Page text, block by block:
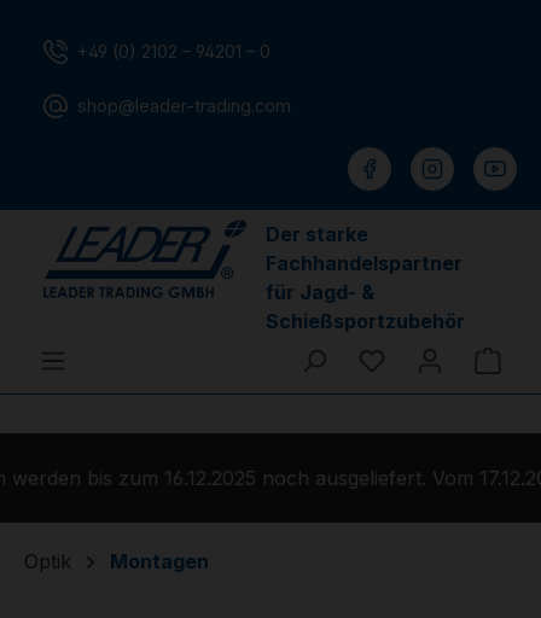
+49 (0) 2102 – 94201 – 0
shop@leader-trading.com
Der starke
Fachhandelspartner
für Jagd- &
Schießsportzubehör
Du hast 0
bis zum 16.12.2025 noch ausgeliefert. Vom
Optik Montagen